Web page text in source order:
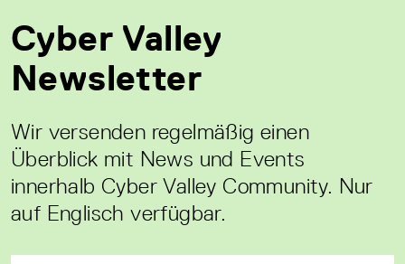
Cyber Valley
Newsletter
Wir versenden regelmäßig einen
Überblick mit News und Events
innerhalb Cyber Valley Community. Nur
auf Englisch verfügbar.